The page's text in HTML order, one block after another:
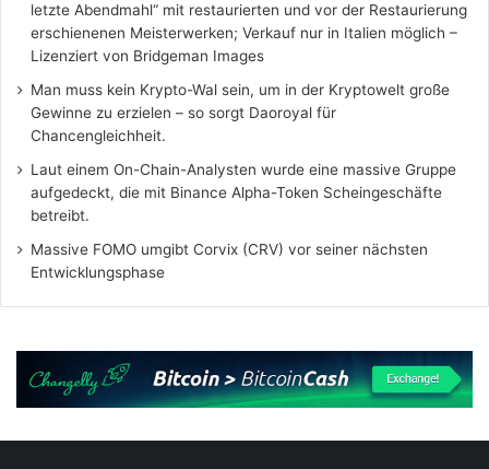
letzte Abendmahl“ mit restaurierten und vor der Restaurierung
erschienenen Meisterwerken; Verkauf nur in Italien möglich –
Lizenziert von Bridgeman Images
Man muss kein Krypto-Wal sein, um in der Kryptowelt große
Gewinne zu erzielen – so sorgt Daoroyal für
Chancengleichheit.
Laut einem On-Chain-Analysten wurde eine massive Gruppe
aufgedeckt, die mit Binance Alpha-Token Scheingeschäfte
betreibt.
Massive FOMO umgibt Corvix (CRV) vor seiner nächsten
Entwicklungsphase